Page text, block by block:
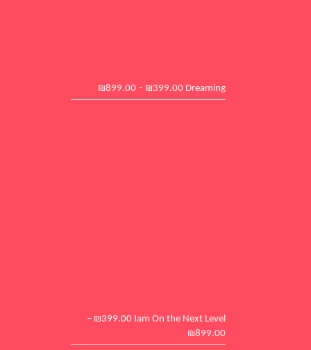
Dreaming
₪399.00
–
₪899.00
Iam On the Next Level
₪399.00
–
₪899.00